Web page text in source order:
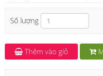
Số lượng
Thêm vào giỏ